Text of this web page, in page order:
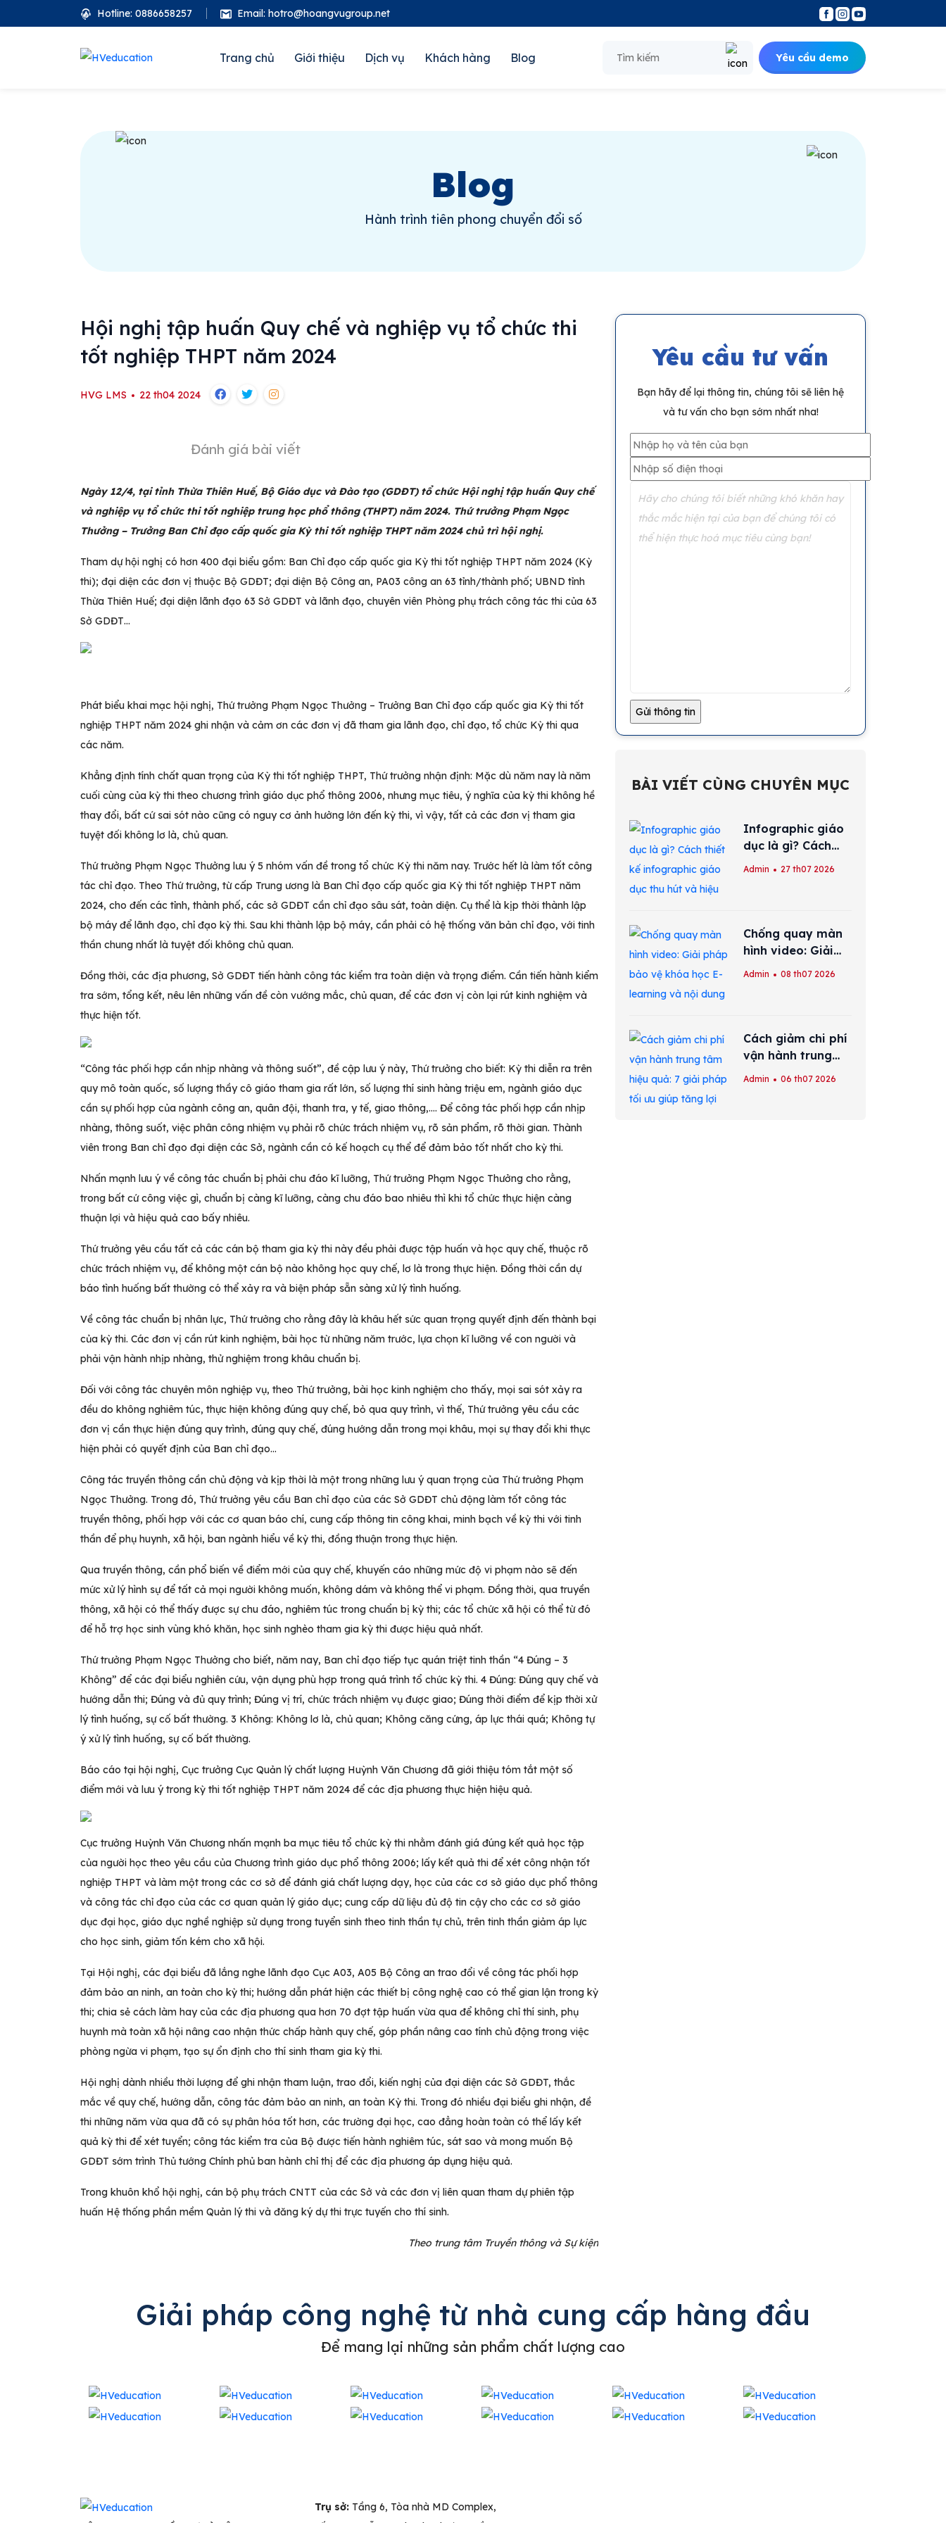
Hotline: 0886658257 Email: hotro@hoangvugroup.net
Trang chủ Giới thiệu Dịch vụ Khách hàng Blog Yêu cầu demo
Blog
Hành trình tiên phong chuyển đổi số
Hội nghị tập huấn Quy chế và nghiệp vụ tổ chức thi
tốt nghiệp THPT năm 2024
HVG LMS 22 th04 2024
Đánh giá bài viết
Ngày 12/4, tại tỉnh Thừa Thiên Huế, Bộ Giáo dục và Đào tạo (GDĐT) tổ chức Hội nghị tập huấn Quy chế
và nghiệp vụ tổ chức thi tốt nghiệp trung học phổ thông (THPT) năm 2024. Thứ trưởng Phạm Ngọc
Thưởng – Trưởng Ban Chỉ đạo cấp quốc gia Kỳ thi tốt nghiệp THPT năm 2024 chủ trì hội nghị.
Tham dự hội nghị có hơn 400 đại biểu gồm: Ban Chỉ đạo cấp quốc gia Kỳ thi tốt nghiệp THPT năm 2024 (Kỳ
thi); đại diện các đơn vị thuộc Bộ GDĐT; đại diện Bộ Công an, PA03 công an 63 tỉnh/thành phố; UBND tỉnh
Thừa Thiên Huế; đại diện lãnh đạo 63 Sở GDĐT và lãnh đạo, chuyên viên Phòng phụ trách công tác thi của 63
Sở GDĐT…
Phát biểu khai mạc hội nghị, Thứ trưởng Phạm Ngọc Thưởng – Trưởng Ban Chỉ đạo cấp quốc gia Kỳ thi tốt
nghiệp THPT năm 2024 ghi nhận và cảm ơn các đơn vị đã tham gia lãnh đạo, chỉ đạo, tổ chức Kỳ thi qua
các năm.
Khẳng định tính chất quan trọng của Kỳ thi tốt nghiệp THPT, Thứ trưởng nhận định: Mặc dù năm nay là năm
cuối cùng của kỳ thi theo chương trình giáo dục phổ thông 2006, nhưng mục tiêu, ý nghĩa của kỳ thi không hề
thay đổi, bất cứ sai sót nào cũng có nguy cơ ảnh hưởng lớn đến kỳ thi, vì vậy, tất cả các đơn vị tham gia
tuyệt đối không lơ là, chủ quan.
Thứ trưởng Phạm Ngọc Thưởng lưu ý 5 nhóm vấn đề trong tổ chức Kỳ thi năm nay. Trước hết là làm tốt công
tác chỉ đạo. Theo Thứ trưởng, từ cấp Trung ương là Ban Chỉ đạo cấp quốc gia Kỳ thi tốt nghiệp THPT năm
2024, cho đến các tỉnh, thành phố, các sở GDĐT cần chỉ đạo sâu sát, toàn diện. Cụ thể là kịp thời thành lập
bộ máy để lãnh đạo, chỉ đạo kỳ thi. Sau khi thành lập bộ máy, cần phải có hệ thống văn bản chỉ đạo, với tinh
thần chung nhất là tuyệt đối không chủ quan.
Đồng thời, các địa phương, Sở GDĐT tiến hành công tác kiểm tra toàn diện và trọng điểm. Cần tiến hành kiểm
tra sớm, tổng kết, nêu lên những vấn đề còn vướng mắc, chủ quan, để các đơn vị còn lại rút kinh nghiệm và
thực hiện tốt.
“Công tác phối hợp cần nhịp nhàng và thông suốt”, đề cập lưu ý này, Thứ trưởng cho biết: Kỳ thi diễn ra trên
quy mô toàn quốc, số lượng thầy cô giáo tham gia rất lớn, số lượng thí sinh hàng triệu em, ngành giáo dục
cần sự phối hợp của ngành công an, quân đội, thanh tra, y tế, giao thông,…. Để công tác phối hợp cần nhịp
nhàng, thông suốt, việc phân công nhiệm vụ phải rõ chức trách nhiệm vụ, rõ sản phẩm, rõ thời gian. Thành
viên trong Ban chỉ đạo đại diện các Sở, ngành cần có kế hoạch cụ thể để đảm bảo tốt nhất cho kỳ thi.
Nhấn mạnh lưu ý về công tác chuẩn bị phải chu đáo kĩ lưỡng, Thứ trưởng Phạm Ngọc Thưởng cho rằng,
trong bất cứ công việc gì, chuẩn bị càng kĩ lưỡng, càng chu đáo bao nhiêu thì khi tổ chức thực hiện càng
thuận lợi và hiệu quả cao bấy nhiêu.
Thứ trưởng yêu cầu tất cả các cán bộ tham gia kỳ thi này đều phải được tập huấn và học quy chế, thuộc rõ
chức trách nhiệm vụ, để không một cán bộ nào không học quy chế, lơ là trong thực hiện. Đồng thời cần dự
báo tình huống bất thường có thể xảy ra và biện pháp sẵn sàng xử lý tình huống.
Về công tác chuẩn bị nhân lực, Thứ trưởng cho rằng đây là khâu hết sức quan trọng quyết định đến thành bại
của kỳ thi. Các đơn vị cần rút kinh nghiệm, bài học từ những năm trước, lựa chọn kĩ lưỡng về con người và
phải vận hành nhịp nhàng, thử nghiệm trong khâu chuẩn bị.
Đối với công tác chuyên môn nghiệp vụ, theo Thứ trưởng, bài học kinh nghiệm cho thấy, mọi sai sót xảy ra
đều do không nghiêm túc, thực hiện không đúng quy chế, bỏ qua quy trình, vì thế, Thứ trưởng yêu cầu các
đơn vị cần thực hiện đúng quy trình, đúng quy chế, đúng hướng dẫn trong mọi khâu, mọi sự thay đổi khi thực
hiện phải có quyết định của Ban chỉ đạo…
Công tác truyền thông cần chủ động và kịp thời là một trong những lưu ý quan trọng của Thứ trưởng Phạm
Ngọc Thưởng. Trong đó, Thứ trưởng yêu cầu Ban chỉ đạo của các Sở GDĐT chủ động làm tốt công tác
truyền thông, phối hợp với các cơ quan báo chí, cung cấp thông tin công khai, minh bạch về kỳ thi với tinh
thần để phụ huynh, xã hội, ban ngành hiểu về kỳ thi, đồng thuận trong thực hiện.
Qua truyền thông, cần phổ biến về điểm mới của quy chế, khuyến cáo những mức độ vi phạm nào sẽ đến
mức xử lý hình sự để tất cả mọi người không muốn, không dám và không thể vi phạm. Đồng thời, qua truyền
thông, xã hội có thể thấy được sự chu đáo, nghiêm túc trong chuẩn bị kỳ thi; các tổ chức xã hội có thể từ đó
để hỗ trợ học sinh vùng khó khăn, học sinh nghèo tham gia kỳ thi được hiệu quả nhất.
Thứ trưởng Phạm Ngọc Thưởng cho biết, năm nay, Ban chỉ đạo tiếp tục quán triệt tinh thần “4 Đúng – 3
Không” để các đại biểu nghiên cứu, vận dụng phù hợp trong quá trình tổ chức kỳ thi. 4 Đúng: Đúng quy chế và
hướng dẫn thi; Đúng và đủ quy trình; Đúng vị trí, chức trách nhiệm vụ được giao; Đúng thời điểm để kịp thời xử
lý tình huống, sự cố bất thường. 3 Không: Không lơ là, chủ quan; Không căng cứng, áp lực thái quá; Không tự
ý xử lý tình huống, sự cố bất thường.
Báo cáo tại hội nghị, Cục trưởng Cục Quản lý chất lượng Huỳnh Văn Chương đã giới thiệu tóm tắt một số
điểm mới và lưu ý trong kỳ thi tốt nghiệp THPT năm 2024 để các địa phương thực hiện hiệu quả.
Cục trưởng Huỳnh Văn Chương nhấn mạnh ba mục tiêu tổ chức kỳ thi nhằm đánh giá đúng kết quả học tập
của người học theo yêu cầu của Chương trình giáo dục phổ thông 2006; lấy kết quả thi để xét công nhận tốt
nghiệp THPT và làm một trong các cơ sở để đánh giá chất lượng dạy, học của các cơ sở giáo dục phổ thông
và công tác chỉ đạo của các cơ quan quản lý giáo dục; cung cấp dữ liệu đủ độ tin cậy cho các cơ sở giáo
dục đại học, giáo dục nghề nghiệp sử dụng trong tuyển sinh theo tinh thần tự chủ, trên tinh thần giảm áp lực
cho học sinh, giảm tốn kém cho xã hội.
Tại Hội nghị, các đại biểu đã lắng nghe lãnh đạo Cục A03, A05 Bộ Công an trao đổi về công tác phối hợp
đảm bảo an ninh, an toàn cho kỳ thi; hướng dẫn phát hiện các thiết bị công nghệ cao có thể gian lận trong kỳ
thi; chia sẻ cách làm hay của các địa phương qua hơn 70 đợt tập huấn vừa qua để không chỉ thí sinh, phụ
huynh mà toàn xã hội nâng cao nhận thức chấp hành quy chế, góp phần nâng cao tính chủ động trong việc
phòng ngừa vi phạm, tạo sự ổn định cho thí sinh tham gia kỳ thi.
Hội nghị dành nhiều thời lượng để ghi nhận tham luận, trao đổi, kiến nghị của đại diện các Sở GDĐT, thắc
mắc về quy chế, hướng dẫn, công tác đảm bảo an ninh, an toàn Kỳ thi. Trong đó nhiều đại biểu ghi nhận, đề
thi những năm vừa qua đã có sự phân hóa tốt hơn, các trường đại học, cao đẳng hoàn toàn có thể lấy kết
quả kỳ thi để xét tuyển; công tác kiểm tra của Bộ được tiến hành nghiêm túc, sát sao và mong muốn Bộ
GDĐT sớm trình Thủ tướng Chính phủ ban hành chỉ thị để các địa phương áp dụng hiệu quả.
Trong khuôn khổ hội nghị, cán bộ phụ trách CNTT của các Sở và các đơn vị liên quan tham dự phiên tập
huấn Hệ thống phần mềm Quản lý thi và đăng ký dự thi trực tuyến cho thí sinh.
Theo trung tâm Truyền thông và Sự kiện
Yêu cầu tư vấn
Bạn hãy để lại thông tin, chúng tôi sẽ liên hệ
và tư vấn cho bạn sớm nhất nha!
BÀI VIẾT CÙNG CHUYÊN MỤC
Infographic giáo
dục là gì? Cách
thiết kế
Admin 27 th07 2026
Chống quay màn
hình video: Giải
pháp bảo vệ khóa
Admin 08 th07 2026
Cách giảm chi phí
vận hành trung
tâm hiệu quả: 7
Admin 06 th07 2026
Giải pháp công nghệ từ nhà cung cấp hàng đầu
Để mang lại những sản phẩm chất lượng cao
Trụ sở: Tầng 6, Tòa nhà MD Complex,